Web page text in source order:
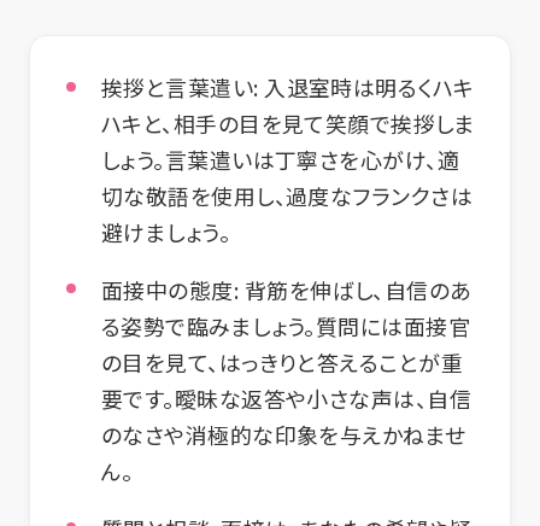
挨拶と言葉遣い: 入退室時は明るくハキ
ハキと、相手の目を見て笑顔で挨拶しま
しょう。言葉遣いは丁寧さを心がけ、適
切な敬語を使用し、過度なフランクさは
避けましょう。
面接中の態度: 背筋を伸ばし、自信のあ
る姿勢で臨みましょう。質問には面接官
の目を見て、はっきりと答えることが重
要です。曖昧な返答や小さな声は、自信
のなさや消極的な印象を与えかねませ
ん。